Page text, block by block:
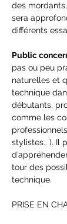
des
sera
différents
Public
pas ou peu
naturelles et
technique
débutants,
comme les
stylistes.. ). Il
tour des
technique.
PRISE EN